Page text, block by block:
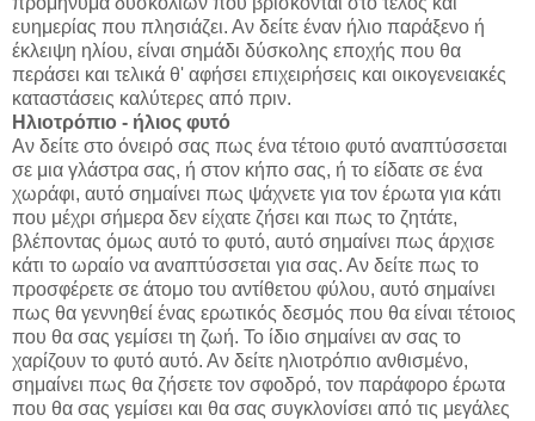
ευημερίας που πλησιάζει. Αν δείτε έναν ήλιο παράξενο ή
έκλειψη ηλίου, είναι σημάδι δύσκολης εποχής που θα
περάσει και τελικά θ' αφήσει επιχειρήσεις και οικογενειακές
καταστάσεις καλύτερες από πριν.
Ηλιοτρόπιο - ήλιος φυτό
Αν δείτε στο όνειρό σας πως ένα τέτοιο φυτό αναπτύσσεται
σε μια γλάστρα σας, ή στον κήπο σας, ή το είδατε σε ένα
χωράφι, αυτό σημαίνει πως ψάχνετε για τον έρωτα για κάτι
που μέχρι σήμερα δεν είχατε ζήσει και πως το ζητάτε,
βλέποντας όμως αυτό το φυτό, αυτό σημαίνει πως άρχισε
κάτι το ωραίο να αναπτύσσεται για σας. Αν δείτε πως το
προσφέρετε σε άτομο του αντίθετου φύλου, αυτό σημαίνει
πως θα γεννηθεί ένας ερωτικός δεσμός που θα είναι τέτοιος
που θα σας γεμίσει τη ζωή. Το ίδιο σημαίνει αν σας το
χαρίζουν το φυτό αυτό. Αν δείτε ηλιοτρόπιο ανθισμένο,
σημαίνει πως θα ζήσετε τον σφοδρό, τον παράφορο έρωτα
που θα σας γεμίσει και θα σας συγκλονίσει από τις μεγάλες